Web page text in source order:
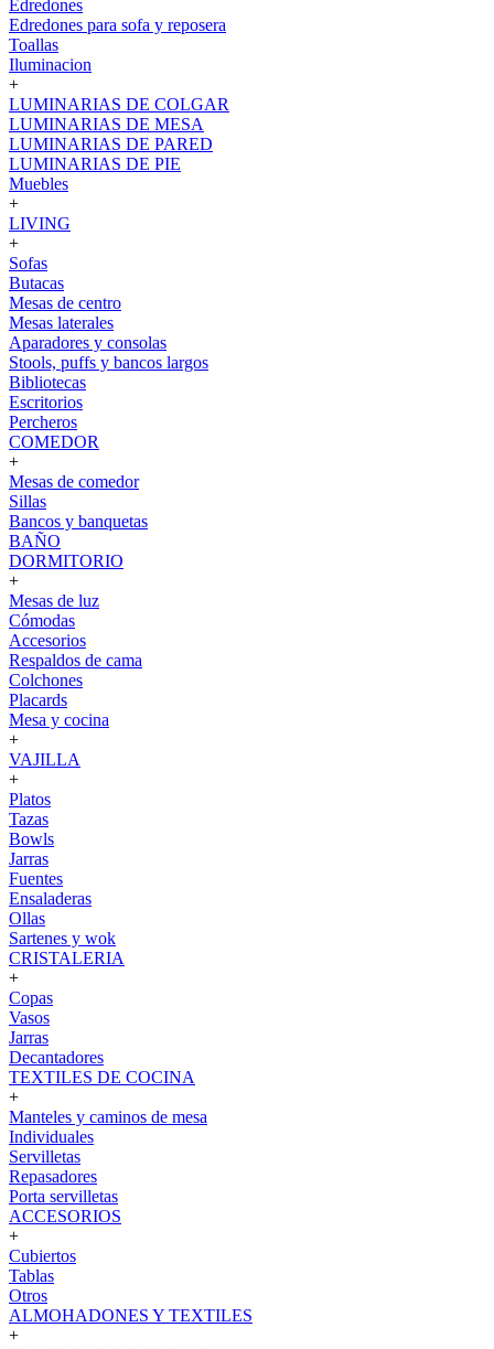
Edredones
Edredones para sofa y reposera
Toallas
Iluminacion
+
LUMINARIAS DE COLGAR
LUMINARIAS DE MESA
LUMINARIAS DE PARED
LUMINARIAS DE PIE
Muebles
+
LIVING
+
Sofas
Butacas
Mesas de centro
Mesas laterales
Aparadores y consolas
Stools, puffs y bancos largos
Bibliotecas
Escritorios
Percheros
COMEDOR
+
Mesas de comedor
Sillas
Bancos y banquetas
BAÑO
DORMITORIO
+
Mesas de luz
Cómodas
Accesorios
Respaldos de cama
Colchones
Placards
Mesa y cocina
+
VAJILLA
+
Platos
Tazas
Bowls
Jarras
Fuentes
Ensaladeras
Ollas
Sartenes y wok
CRISTALERIA
+
Copas
Vasos
Jarras
Decantadores
TEXTILES DE COCINA
+
Manteles y caminos de mesa
Individuales
Servilletas
Repasadores
Porta servilletas
ACCESORIOS
+
Cubiertos
Tablas
Otros
ALMOHADONES Y TEXTILES
+